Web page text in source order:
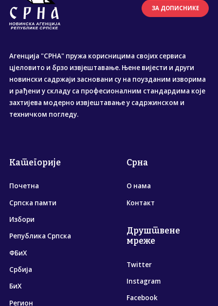
ЗА ДОПИСНИКЕ
Агенција "СРНА" пружа корисницима својих сервиса
цјеловито и брзо извјештавање. Њене вијести и други
новински садржаји засновани су на поузданим изворима
и рађени у складу са професионалним стандардима које
захтијева модерно извјештавање у садржинском и
техничком погледу.
Категорије
Почетна
Српска памти
Избори
Република Српска
ФБиХ
Србија
БиХ
Регион
Срна
О нама
Контакт
Друштвене
мреже
Twitter
Instagram
Facebook